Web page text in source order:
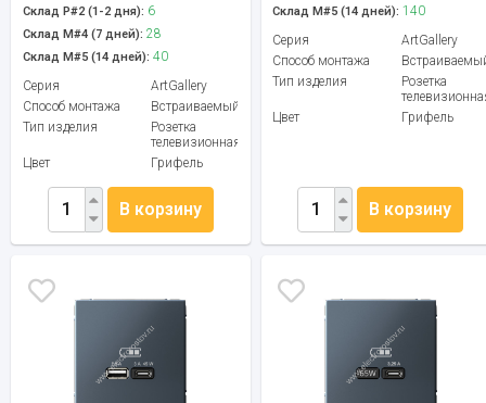
Склад Р#2 (1-2 дня): 6
Склад М#4 (7 дней): 28
Склад М#5 (14 дней): 40
Серия
ArtGallery
Способ монтажа
Встраиваемый
Тип изделия
Розетка
телевизионная
Цвет
Грифель
В корзину
Склад М#5 (14 дней): 140
Серия
ArtGallery
Способ монтажа
Тип изделия
Розетка
Цвет
Грифель
В корзину